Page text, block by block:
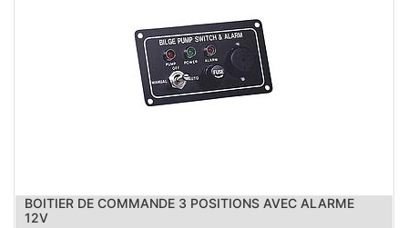
BOITIER DE COMMANDE 3 POSITIONS AVEC ALARME
12V